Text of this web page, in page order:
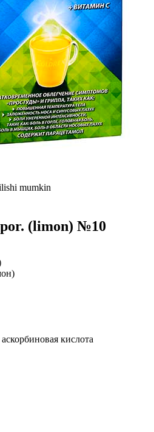
mumkin
(limon) №10
кислота